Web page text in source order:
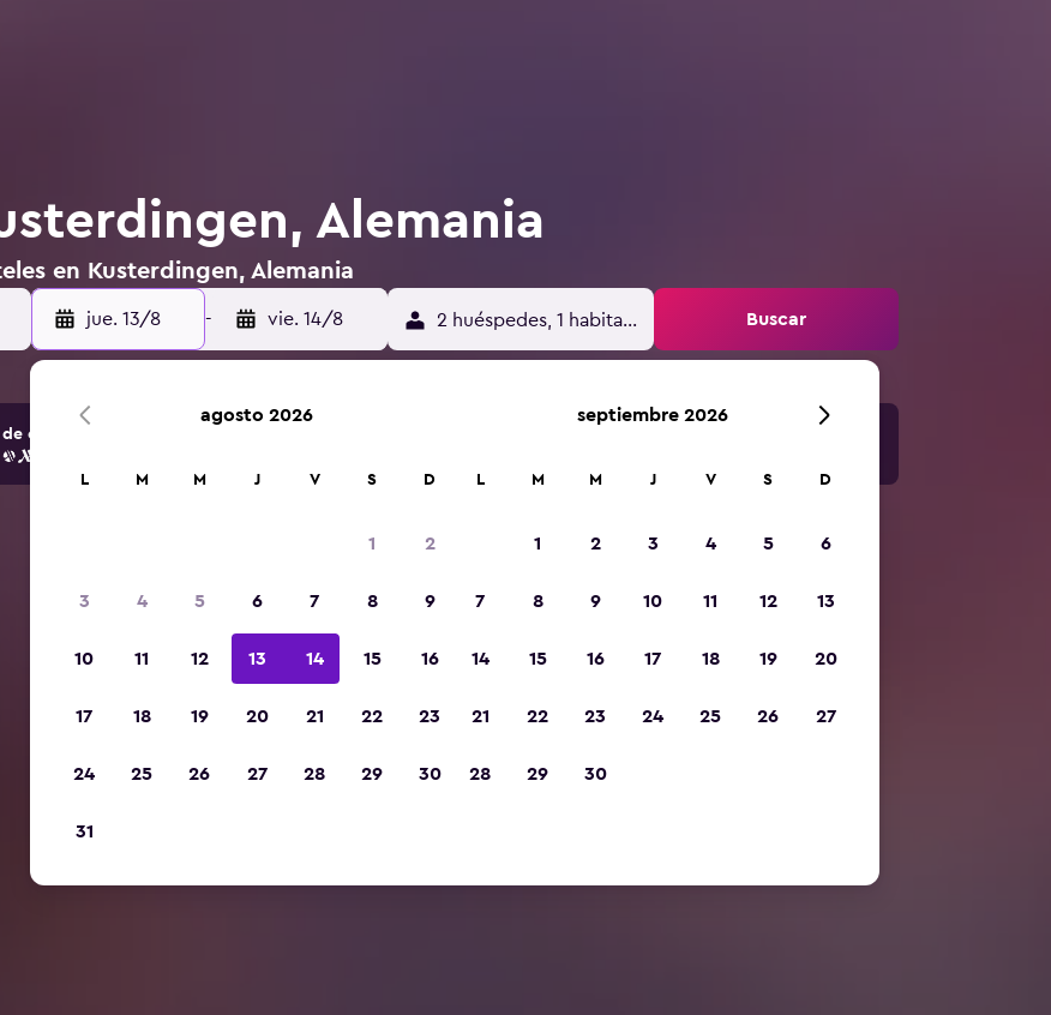
Alemania
en Kusterdingen, Alemania
jue. 13/8 - vie. 14/8 2 huéspedes, 1 habitación Buscar
opciones de hoteles y alojamientos.
agosto 2026
L M M J V S D
1 2
3 4 5 6 7 8 9
10 11 12 13 14 15 16
17 18 19 20 21 22 23
24 25 26 27 28 29 30
31
septiembre 2026
L M M J V S D
1 2 3 4 5 6
7 8 9 10 11 12 13
14 15 16 17 18 19 20
21 22 23 24 25 26 27
28 29 30